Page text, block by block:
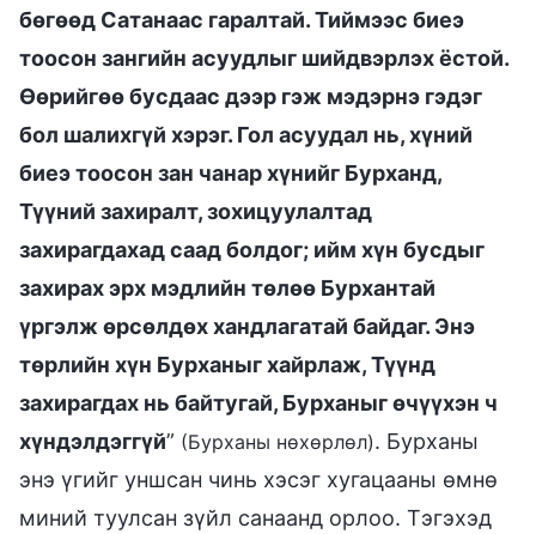
бөгөөд Сатанаас гаралтай. Тиймээс биеэ
тоосон зангийн асуудлыг шийдвэрлэх ёстой.
Өөрийгөө бусдаас дээр гэж мэдэрнэ гэдэг
бол шалихгүй хэрэг. Гол асуудал нь, хүний
биеэ тоосон зан чанар хүнийг Бурханд,
Түүний захиралт, зохицуулалтад
захирагдахад саад болдог; ийм хүн бусдыг
захирах эрх мэдлийн төлөө Бурхантай
үргэлж өрсөлдөх хандлагатай байдаг. Энэ
төрлийн хүн Бурханыг хайрлаж, Түүнд
захирагдах нь байтугай, Бурханыг өчүүхэн ч
хүндэлдэггүй” (Бурханы нөхөрлөл). Бурханы
энэ үгийг уншсан чинь хэсэг хугацааны өмнө
миний туулсан зүйл санаанд орлоо. Тэгэхэд